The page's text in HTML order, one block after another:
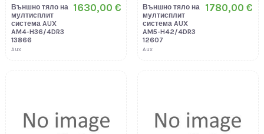
Външно тяло на
мултисплит
система AUX
AM4-H36/4DR3
13866
Aux
1630,00 €
Външно тяло на
мултисплит
система AUX
AM5-H42/4DR3
12607
Aux
1780,00 €